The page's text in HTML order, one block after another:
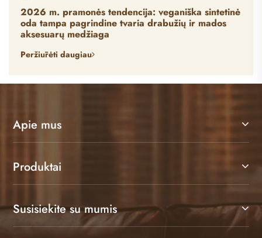
tendencija: veganiška sintetinė
tvaria drabužių ir mados
Pramonės
pristato
Apie mus
Produktai
Susisiekite su mumis